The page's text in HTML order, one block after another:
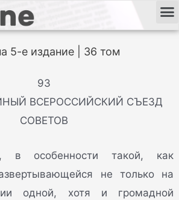
5-е издание | 36 том
93
ВСЕРОССИЙСКИЙ СЪЕЗД
СОВЕТОВ
в особенности такой, как
не только на
одной, хотя и громадной